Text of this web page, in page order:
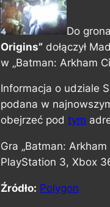
Do
Origins” dołączył
w „Batman: Arkham
Informacja o udziale
podana w
obejrzeć pod tym
Gra „Batman:
PlayStation 3, Xbox
Źródło: Polygon